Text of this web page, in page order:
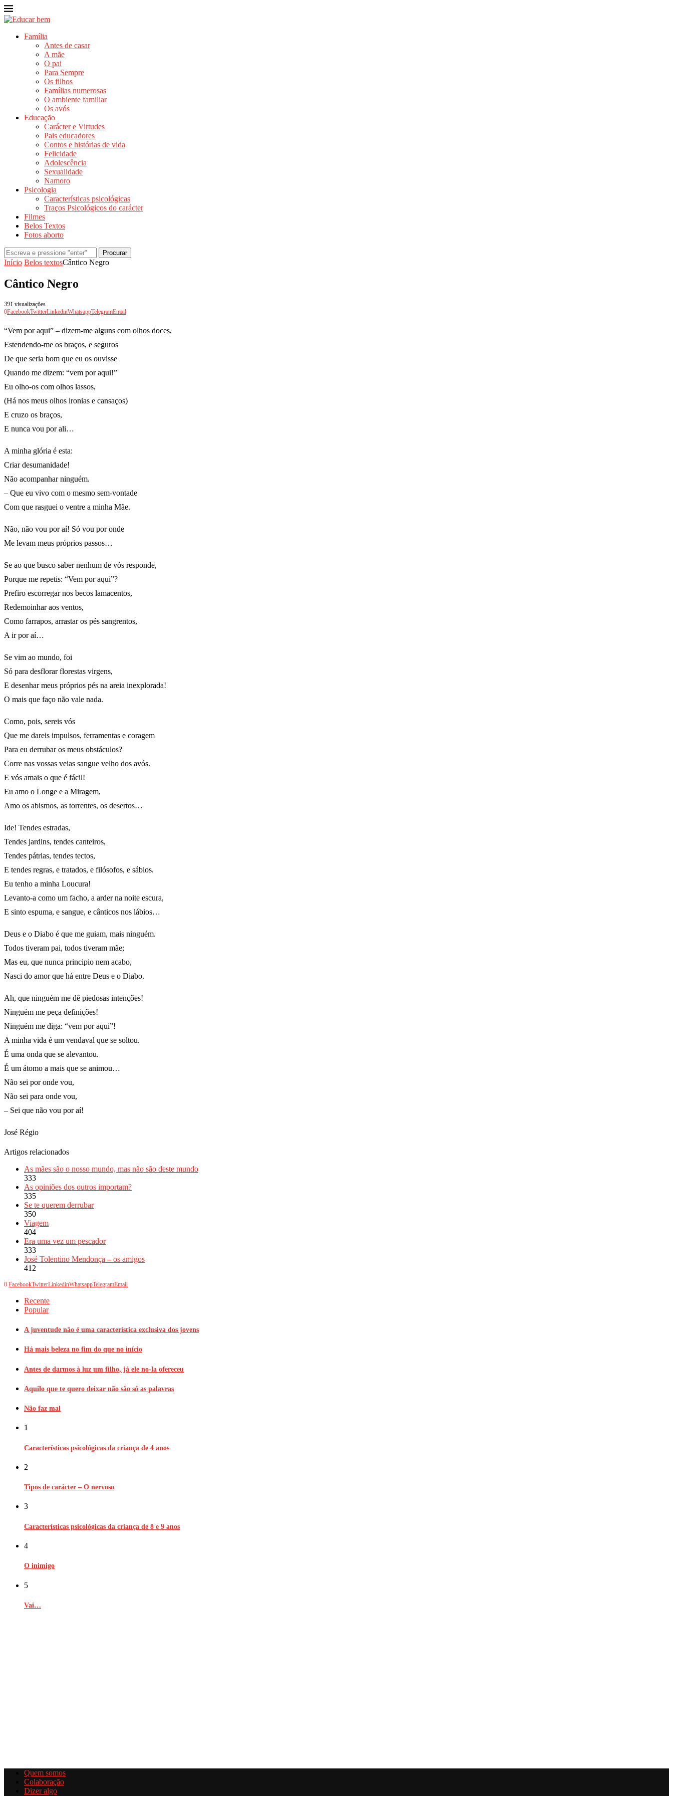
Família
Antes de casar
A mãe
O pai
Para Sempre
Os filhos
Famílias numerosas
O ambiente familiar
Os avós
Educação
Carácter e Virtudes
Pais educadores
Contos e histórias de vida
Felicidade
Adolescência
Sexualidade
Namoro
Psicologia
Características psicológicas
Traços Psicológicos do carácter
Filmes
Belos Textos
Fotos aborto
Procurar
Início Belos textosCântico Negro
Cântico Negro
391 visualizações
0FacebookTwitterLinkedinWhatsappTelegramEmail
“Vem por aqui” – dizem-me alguns com olhos doces,
Estendendo-me os braços, e seguros
De que seria bom que eu os ouvisse
Quando me dizem: “vem por aqui!”
Eu olho-os com olhos lassos,
(Há nos meus olhos ironias e cansaços)
E cruzo os braços,
E nunca vou por ali…
A minha glória é esta:
Criar desumanidade!
Não acompanhar ninguém.
– Que eu vivo com o mesmo sem-vontade
Com que rasguei o ventre a minha Mãe.
Não, não vou por aí! Só vou por onde
Me levam meus próprios passos…
Se ao que busco saber nenhum de vós responde,
Porque me repetis: “Vem por aqui”?
Prefiro escorregar nos becos lamacentos,
Redemoinhar aos ventos,
Como farrapos, arrastar os pés sangrentos,
A ir por aí…
Se vim ao mundo, foi
Só para desflorar florestas virgens,
E desenhar meus próprios pés na areia inexplorada!
O mais que faço não vale nada.
Como, pois, sereis vós
Que me dareis impulsos, ferramentas e coragem
Para eu derrubar os meus obstáculos?
Corre nas vossas veias sangue velho dos avós.
E vós amais o que é fácil!
Eu amo o Longe e a Miragem,
Amo os abismos, as torrentes, os desertos…
Ide! Tendes estradas,
Tendes jardins, tendes canteiros,
Tendes pátrias, tendes tectos,
E tendes regras, e tratados, e filósofos, e sábios.
Eu tenho a minha Loucura!
Levanto-a como um facho, a arder na noite escura,
E sinto espuma, e sangue, e cânticos nos lábios…
Deus e o Diabo é que me guiam, mais ninguém.
Todos tiveram pai, todos tiveram mãe;
Mas eu, que nunca principio nem acabo,
Nasci do amor que há entre Deus e o Diabo.
Ah, que ninguém me dê piedosas intenções!
Ninguém me peça definições!
Ninguém me diga: “vem por aqui”!
A minha vida é um vendaval que se soltou.
É uma onda que se alevantou.
É um átomo a mais que se animou…
Não sei por onde vou,
Não sei para onde vou,
– Sei que não vou por aí!
José Régio
Artigos relacionados
As mães são o nosso mundo, mas não são deste mundo
333
As opiniões dos outros importam?
335
Se te querem derrubar
350
Viagem
404
Era uma vez um pescador
333
José Tolentino Mendonça – os amigos
412
0 FacebookTwitterLinkedinWhatsappTelegramEmail
Recente
Popular
A juventude não é uma característica exclusiva dos jovens
Há mais beleza no fim do que no início
Antes de darmos à luz um filho, já ele no-la ofereceu
Aquilo que te quero deixar não são só as palavras
Não faz mal
1
Características psicológicas da criança de 4 anos
2
Tipos de carácter – O nervoso
3
Características psicológicas da criança de 8 e 9 anos
4
O inimigo
5
Vai…
Quem somos
Colaboração
Dizer algo